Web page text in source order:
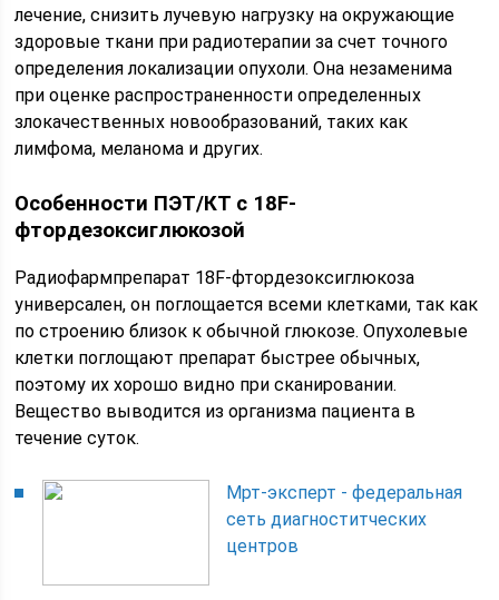
лечение, снизить лучевую нагрузку на окружающие
здоровые ткани при радиотерапии за счет точного
определения локализации опухоли. Она незаменима
при оценке распространенности определенных
злокачественных новообразований, таких как
лимфома, меланома и других.
Особенности ПЭТ/КТ с 18F-
фтордезоксиглюкозой
Радиофармпрепарат 18F-фтордезоксиглюкоза
универсален, он поглощается всеми клетками, так как
по строению близок к обычной глюкозе. Опухолевые
клетки поглощают препарат быстрее обычных,
поэтому их хорошо видно при сканировании.
Вещество выводится из организма пациента в
течение суток.
Мрт-эксперт - федеральная
сеть диагноститческих
центров